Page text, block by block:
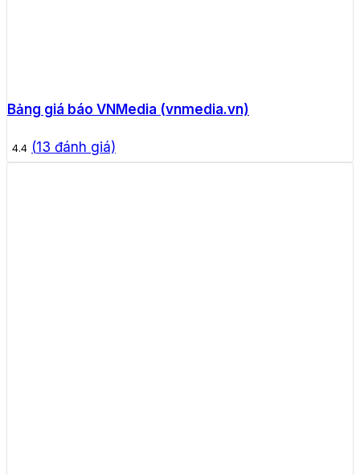
Bảng giá báo VNMedia (vnmedia.vn)
4.4 (13 đánh giá)